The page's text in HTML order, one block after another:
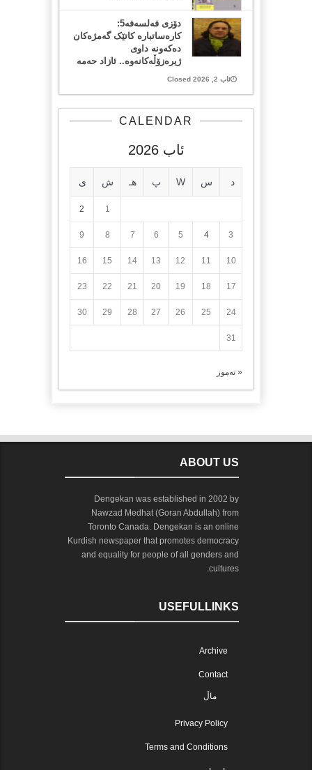
دۆزی فەلسەفە5:
کارەساتبارە کاتێک گەمژەکان
دەکەونە داوی
ژیرەزۆڵەکانەوە.. ئازاد حەمە
ئاب 2, 2026 Closed
CALENDAR
ئاب 2026
د س W پ هـ ش ی
1
2
3
4
5
6
7
8
9
10
11
12
13
14
15
16
17
18
19
20
21
22
23
24
25
26
27
28
29
30
31
« تەموز
ABOUT US
Dengekan was established in 2002 by
Nawzad Medhat (Goran Abdullah) from
Toronto Canada. Dengekan is an online
Kurdish newspaper that promotes democracy
and equality for people of all genders and
cultures.
USEFULLINKS
Archive
Contact
ماڵ
Privacy Policy
Terms and Conditions